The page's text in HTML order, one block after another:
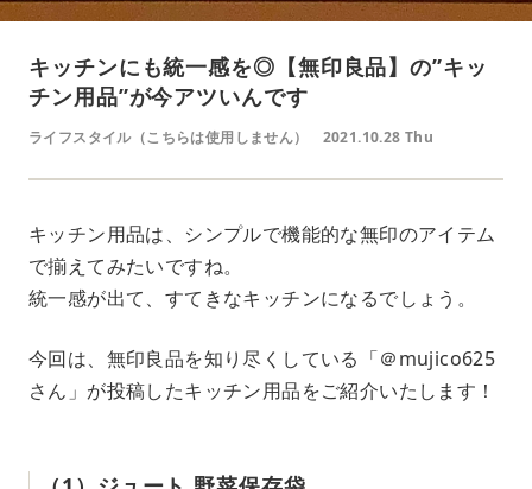
キッチンにも統一感を◎【無印良品】の”キッ
チン用品”が今アツいんです
ライフスタイル（こちらは使用しません） 2021.10.28 Thu
キッチン用品は、シンプルで機能的な無印のアイテム
で揃えてみたいですね。
統一感が出て、すてきなキッチンになるでしょう。
今回は、無印良品を知り尽くしている「＠mujico625
さん」が投稿したキッチン用品をご紹介いたします！